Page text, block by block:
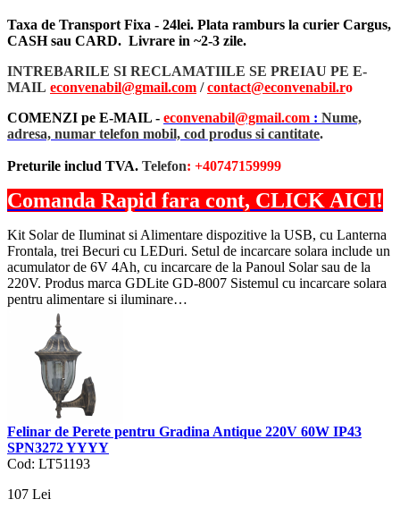
Taxa de Transport Fixa - 24lei. Plata ramburs la curier Cargus,
CASH sau CARD. Livrare in ~2-3 zile.
INTREBARILE SI RECLAMATIILE SE PREIAU PE E-
MAIL econvenabil@gmail.com /contact@econvenabil.ro
COMENZI pe E-MAIL - econvenabil@gmail.com : Nume,
adresa, numar telefon mobil, cod produs si cantitate.
Preturile includ TVA. Telefon: +40747159999
Comanda Rapid fara cont, CLICK AICI!
Kit Solar de Iluminat si Alimentare dispozitive la USB, cu Lanterna
Frontala, trei Becuri cu LEDuri. Setul de incarcare solara include un
acumulator de 6V 4Ah, cu incarcare de la Panoul Solar sau de la
220V. Produs marca GDLite GD-8007 Sistemul cu incarcare solara
pentru alimentare si iluminare…
Felinar de Perete pentru Gradina Antique 220V 60W IP43
SPN3272 YYYY
Cod: LT51193
107 Lei